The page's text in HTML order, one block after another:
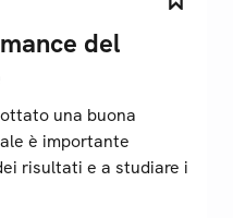
del
una buona
è importante
risultati e a studiare i